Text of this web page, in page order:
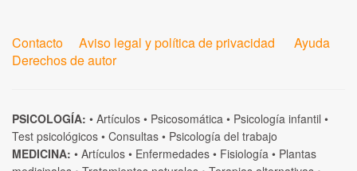
Contacto Aviso legal y política de privacidad
Ayuda
Derechos de autor
PSICOLOGÍA: • Artículos • Psicosomática • Psicología infantil •
Test psicológicos • Consultas • Psicología del trabajo
MEDICINA: • Artículos • Enfermedades • Fisiología • Plantas